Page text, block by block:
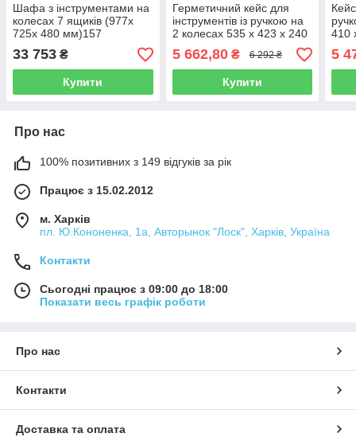
Шафа з інструментами на
колесах 7 ящиків (977x
725x 480 мм)157
елементів Yato YT-55308
33 753 ₴
Купити
Герметичний кейс для
інструментів із ручкою на
2 колесах 535 x 423 x 240
мм YATO YT-088988
5 662,80₴ 6 292 ₴
Купити
410
5
Про нас
100% позитивних з 149 відгуків за рік
Працює з 15.02.2012
м. Харків
пл. Ю.Кононенка, 1а, Авторынок "Лоск", Харків, Україна
Контакти
Сьогодні працює з 09:00 до 18:00
Показати весь графік роботи
Про нас
Контакти
Доставка та оплата